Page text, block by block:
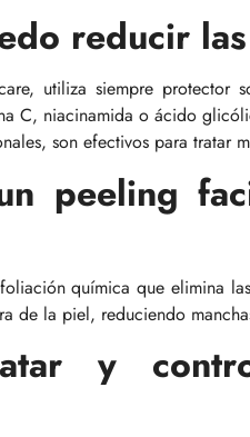
reducir
utiliza siempre
C, niacinamida o ácido
son efectivos para tratar
peeling
química que elimina
de la piel, reduciendo
y